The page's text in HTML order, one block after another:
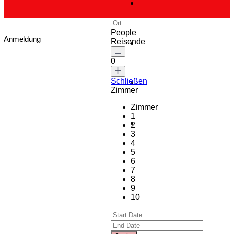
Anmeldung
People
Reisende
0
Schließen
Zimmer
Zimmer
1
2
3
4
5
6
7
8
9
10